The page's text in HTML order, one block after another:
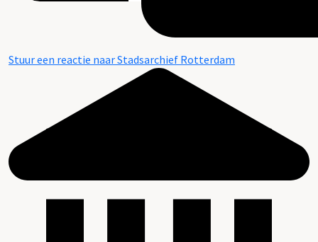
Stuur een reactie naar Stadsarchief Rotterdam